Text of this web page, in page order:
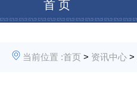
首 页
当前位置 :首页 > 资讯中心 >